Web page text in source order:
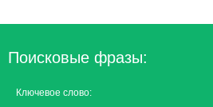
Поисковые фразы:
Ключевое слово: